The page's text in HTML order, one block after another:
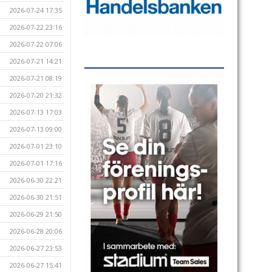
2026-07-24 17:35
2026-07-22 23:16
2026-07-22 07:06
2026-07-21 14:21
2026-07-21 08:19
2026-07-20 21:32
2026-07-13 17:03
2026-07-13 09:00
2026-07-01 23:10
2026-07-01 17:16
2026-06-30 22:21
2026-06-30 21:51
2026-06-29 21:50
2026-06-28 20:06
2026-06-27 23:53
2026-06-27 15:41